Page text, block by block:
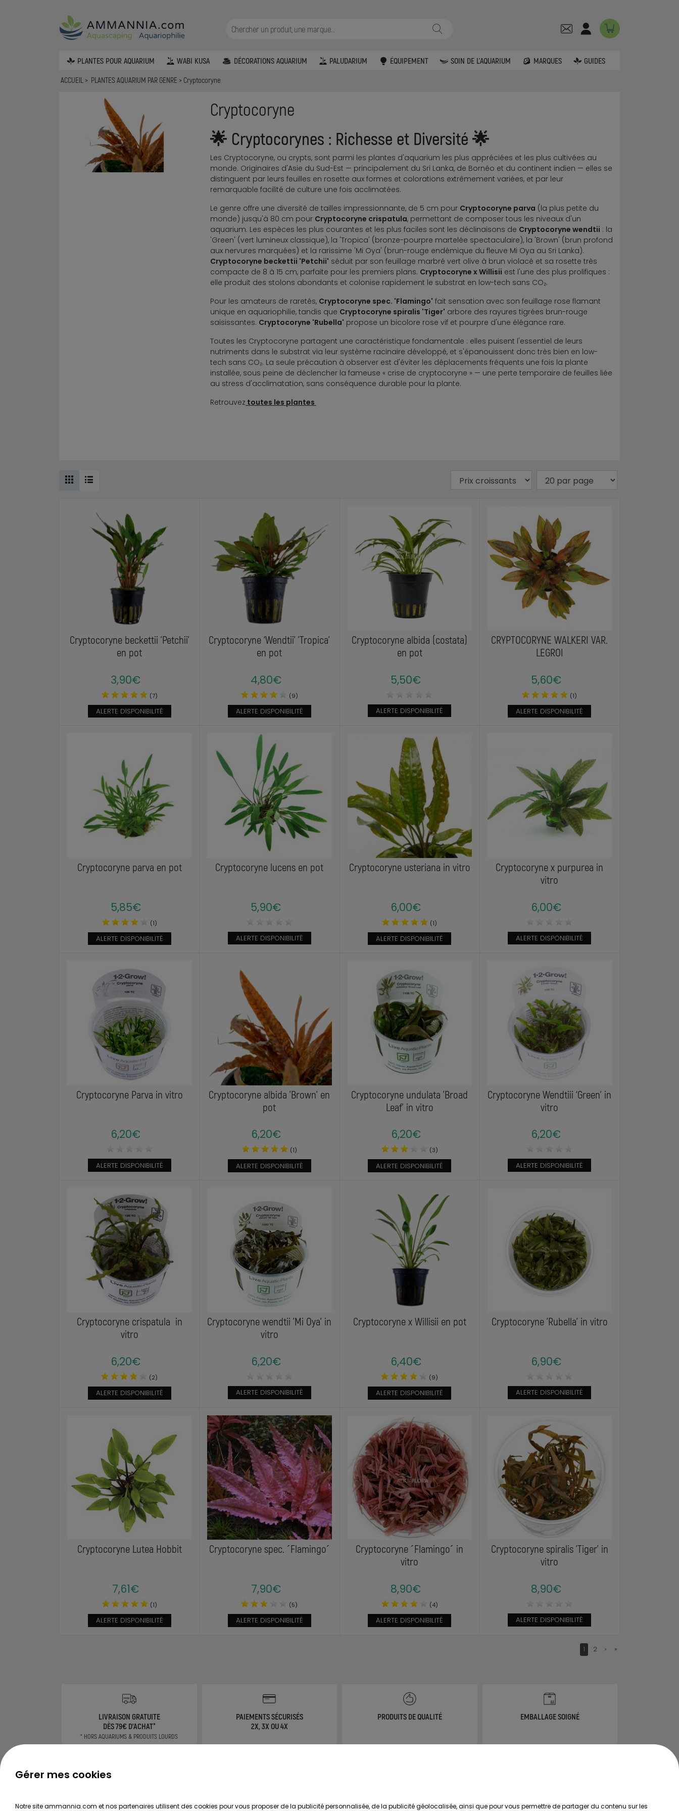
PLANTES POUR AQUARIUM WABI KUSA DÉCORATIONS AQUARIUM PALUDARIUM ÉQUIPEMENT SOIN DE L'AQUARIUM MARQUES GUIDES
ACCUEIL PLANTES AQUARIUM PAR GENRE Cryptocoryne
Cryptocoryne
🌟 Cryptocorynes : Richesse et Diversité 🌟
Les Cryptocoryne, ou crypts, sont parmi les plantes d'aquarium les plus appréciées et les plus cultivées au
monde. Originaires d'Asie du Sud-Est — principalement du Sri Lanka, de Bornéo et du continent indien — elles se
distinguent par leurs feuilles en rosette aux formes et colorations extrêmement variées, et par leur
remarquable facilité de culture une fois acclimatées.
Le genre offre une diversité de tailles impressionnante, de 5 cm pour Cryptocoryne parva (la plus petite du
monde) jusqu'à 80 cm pour Cryptocoryne crispatula, permettant de composer tous les niveaux d'un
aquarium. Les espèces les plus courantes et les plus faciles sont les déclinaisons de Cryptocoryne wendtii : la
'Green' (vert lumineux classique), la 'Tropica' (bronze-pourpre martelée spectaculaire), la 'Brown' (brun profond
aux nervures marquées) et la rarissime 'Mi Oya' (brun-rouge endémique du fleuve Mi Oya au Sri Lanka).
Cryptocoryne beckettii 'Petchii' séduit par son feuillage marbré vert olive à brun violacé et sa rosette très
compacte de 8 à 15 cm, parfaite pour les premiers plans. Cryptocoryne x Willisii est l'une des plus prolifiques :
elle produit des stolons abondants et colonise rapidement le substrat en low-tech sans CO₂.
Pour les amateurs de raretés, Cryptocoryne spec. 'Flamingo' fait sensation avec son feuillage rose flamant
unique en aquariophilie, tandis que Cryptocoryne spiralis 'Tiger' arbore des rayures tigrées brun-rouge
saisissantes. Cryptocoryne 'Rubella' propose un bicolore rose vif et pourpre d'une élégance rare.
Toutes les Cryptocoryne partagent une caractéristique fondamentale : elles puisent l'essentiel de leurs
nutriments dans le substrat via leur système racinaire développé, et s'épanouissent donc très bien en low-
tech sans CO₂. La seule précaution à observer est d'éviter les déplacements fréquents une fois la plante
installée, sous peine de déclencher la fameuse « crise de cryptocoryne » — une perte temporaire de feuilles liée
au stress d'acclimatation, sans conséquence durable pour la plante.
Retrouvez toutes les plantes
Cryptocoryne beckettii 'Petchii'
en pot
3,90€
(7)
ALERTE DISPONIBILITÉ
Cryptocoryne ‘Wendtii’ 'Tropica'
en pot
4,80€
(9)
ALERTE DISPONIBILITÉ
Cryptocoryne albida (costata)
en pot
5,50€
ALERTE DISPONIBILITÉ
CRYPTOCORYNE WALKERI VAR.
LEGROI
5,60€
(1)
ALERTE DISPONIBILITÉ
Cryptocoryne parva en pot
5,85€
(1)
ALERTE DISPONIBILITÉ
Cryptocoryne lucens en pot
5,90€
ALERTE DISPONIBILITÉ
Cryptocoryne usteriana in vitro
6,00€
(1)
ALERTE DISPONIBILITÉ
Cryptocoryne x purpurea in
vitro
6,00€
ALERTE DISPONIBILITÉ
Cryptocoryne Parva in vitro
6,20€
ALERTE DISPONIBILITÉ
Cryptocoryne albida 'Brown' en
pot
6,20€
(1)
ALERTE DISPONIBILITÉ
Cryptocoryne undulata 'Broad
Leaf' in vitro
6,20€
(3)
ALERTE DISPONIBILITÉ
Cryptocoryne Wendtiii ‘Green’ in
vitro
6,20€
ALERTE DISPONIBILITÉ
Cryptocoryne crispatula in
vitro
6,20€
(2)
ALERTE DISPONIBILITÉ
Cryptocoryne wendtii 'Mi Oya' in
vitro
6,20€
ALERTE DISPONIBILITÉ
Cryptocoryne x Willisii en pot
6,40€
(9)
ALERTE DISPONIBILITÉ
Cryptocoryne 'Rubella' in vitro
6,90€
ALERTE DISPONIBILITÉ
Cryptocoryne Lutea Hobbit
7,61€
(1)
ALERTE DISPONIBILITÉ
Cryptocoryne spec. ´Flamingo´
7,90€
(5)
ALERTE DISPONIBILITÉ
Cryptocoryne ´Flamingo´ in
vitro
8,90€
(4)
ALERTE DISPONIBILITÉ
Cryptocoryne spiralis 'Tiger' in
vitro
8,90€
ALERTE DISPONIBILITÉ
1 2 › »
LIVRAISON GRATUITE
DÈS 79€ D'ACHAT*
* HORS AQUARIUMS & PRODUITS LOURDS
PAIEMENTS SÉCURISÉS
2X, 3X OU 4X
PRODUITS DE QUALITÉ EMBALLAGE SOIGNÉ
CONSEILS
TOUS LES GUIDES Recherche de Notices de produits Avantages
Gérer mes cookies
Notre site ammannia.com et nos partenaires utilisent des cookies pour vous proposer de la publicité personnalisée, de la publicité géolocalisée, ainsi que pour vous permettre de partager du contenu sur les